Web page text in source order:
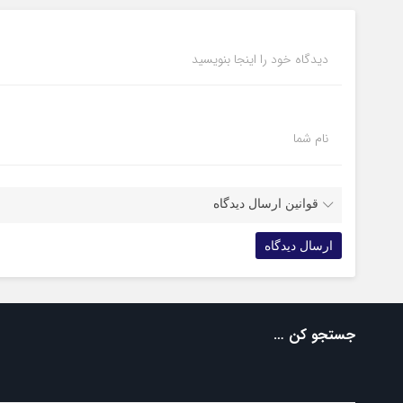
دیدگاه خود را اینجا بنویسید
نام شما
قوانین ارسال دیدگاه
جستجو کن …